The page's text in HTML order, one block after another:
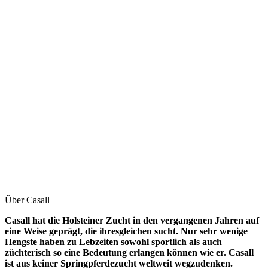
Über Casall
Casall hat die Holsteiner Zucht in den vergangenen Jahren auf
eine Weise geprägt, die ihresgleichen sucht. Nur sehr wenige
Hengste haben zu Lebzeiten sowohl sportlich als auch
züchterisch so eine Bedeutung erlangen können wie er. Casall
ist aus keiner Springpferdezucht weltweit wegzudenken.